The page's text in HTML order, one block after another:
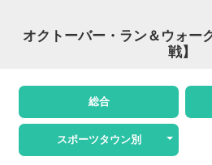
オクトーバー・ラン＆ウォー
戦】
総合
スポーツタウン別